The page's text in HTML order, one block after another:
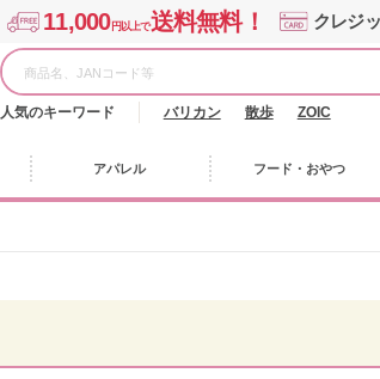
11,000円以上で送料無料！ クレジ
人気のキーワード バリカン 散歩 ZOIC
アパレル フード・おやつ